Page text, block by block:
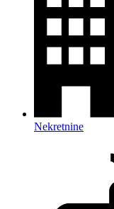
Nekretnine